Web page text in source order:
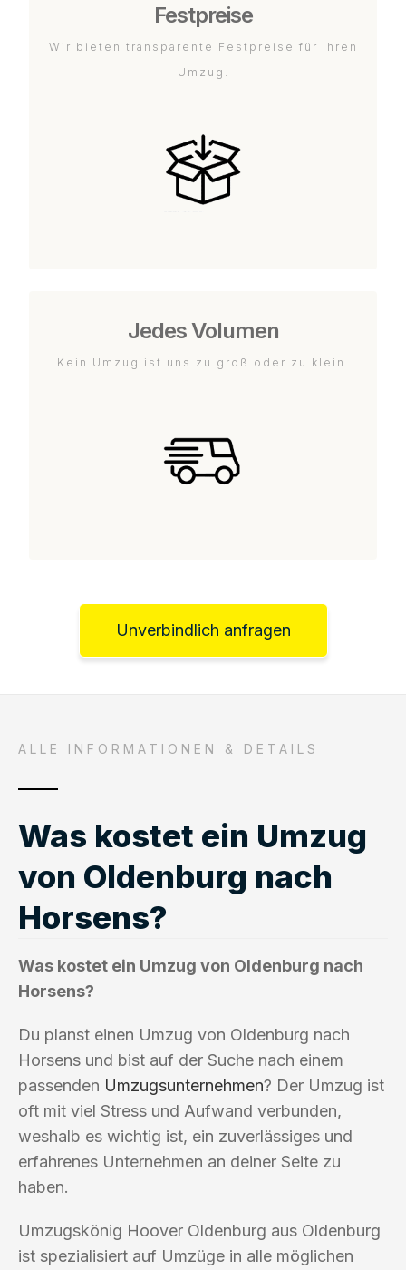
Festpreise
Wir bieten transparente Festpreise für Ihren
Umzug.
Jedes Volumen
Kein Umzug ist uns zu groß oder zu klein.
Unverbindlich anfragen
ALLE INFORMATIONEN & DETAILS
Was kostet ein Umzug
von Oldenburg nach
Horsens?
Was kostet ein Umzug von Oldenburg nach
Horsens?
Du planst einen Umzug von Oldenburg nach
Horsens und bist auf der Suche nach einem
passenden Umzugsunternehmen? Der Umzug ist
oft mit viel Stress und Aufwand verbunden,
weshalb es wichtig ist, ein zuverlässiges und
erfahrenes Unternehmen an deiner Seite zu
haben.
Umzugskönig Hoover Oldenburg aus Oldenburg
ist spezialisiert auf Umzüge in alle möglichen